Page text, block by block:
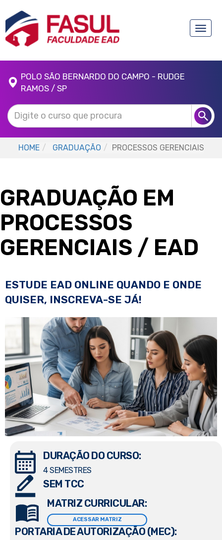
Toggle
POLO SÃO BERNARDO DO CAMPO - RUDGE
RAMOS / SP
HOME GRADUAÇÃO PROCESSOS GERENCIAIS
GRADUAÇÃO EM
PROCESSOS
GERENCIAIS / EAD
ESTUDE EAD ONLINE QUANDO E ONDE
QUISER, INSCREVA-SE JÁ!
DURAÇÃO DO CURSO:
4 SEMESTRES
SEM TCC
MATRIZ CURRICULAR:
ACESSAR MATRIZ
PORTARIA DE AUTORIZAÇÃO (MEC):